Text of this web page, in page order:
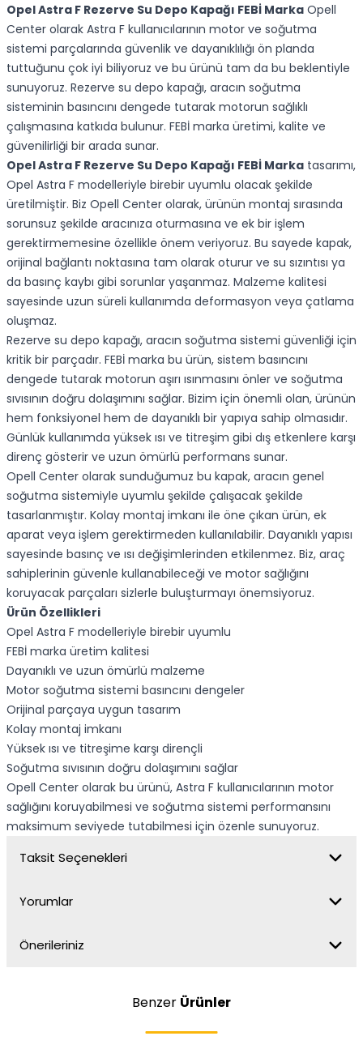
Opel Astra F Rezerve Su Depo Kapağı FEBİ Marka Opell
Center olarak Astra F kullanıcılarının motor ve soğutma
sistemi parçalarında güvenlik ve dayanıklılığı ön planda
tuttuğunu çok iyi biliyoruz ve bu ürünü tam da bu beklentiyle
sunuyoruz. Rezerve su depo kapağı, aracın soğutma
sisteminin basıncını dengede tutarak motorun sağlıklı
çalışmasına katkıda bulunur. FEBİ marka üretimi, kalite ve
güvenilirliği bir arada sunar.
Opel Astra F Rezerve Su Depo Kapağı FEBİ Marka tasarımı,
Opel Astra F modelleriyle birebir uyumlu olacak şekilde
üretilmiştir. Biz Opell Center olarak, ürünün montaj sırasında
sorunsuz şekilde aracınıza oturmasına ve ek bir işlem
gerektirmemesine özellikle önem veriyoruz. Bu sayede kapak,
orijinal bağlantı noktasına tam olarak oturur ve su sızıntısı ya
da basınç kaybı gibi sorunlar yaşanmaz. Malzeme kalitesi
sayesinde uzun süreli kullanımda deformasyon veya çatlama
oluşmaz.
Rezerve su depo kapağı, aracın soğutma sistemi güvenliği için
kritik bir parçadır. FEBİ marka bu ürün, sistem basıncını
dengede tutarak motorun aşırı ısınmasını önler ve soğutma
sıvısının doğru dolaşımını sağlar. Bizim için önemli olan, ürünün
hem fonksiyonel hem de dayanıklı bir yapıya sahip olmasıdır.
Günlük kullanımda yüksek ısı ve titreşim gibi dış etkenlere karşı
direnç gösterir ve uzun ömürlü performans sunar.
Opell Center olarak sunduğumuz bu kapak, aracın genel
soğutma sistemiyle uyumlu şekilde çalışacak şekilde
tasarlanmıştır. Kolay montaj imkanı ile öne çıkan ürün, ek
aparat veya işlem gerektirmeden kullanılabilir. Dayanıklı yapısı
sayesinde basınç ve ısı değişimlerinden etkilenmez. Biz, araç
sahiplerinin güvenle kullanabileceği ve motor sağlığını
koruyacak parçaları sizlerle buluşturmayı önemsiyoruz.
Ürün Özellikleri
Opel Astra F modelleriyle birebir uyumlu
FEBİ marka üretim kalitesi
Dayanıklı ve uzun ömürlü malzeme
Motor soğutma sistemi basıncını dengeler
Orijinal parçaya uygun tasarım
Kolay montaj imkanı
Yüksek ısı ve titreşime karşı dirençli
Soğutma sıvısının doğru dolaşımını sağlar
Opell Center olarak bu ürünü, Astra F kullanıcılarının motor
sağlığını koruyabilmesi ve soğutma sistemi performansını
maksimum seviyede tutabilmesi için özenle sunuyoruz.
Taksit Seçenekleri
Yorumlar
Önerileriniz
Benzer Ürünler